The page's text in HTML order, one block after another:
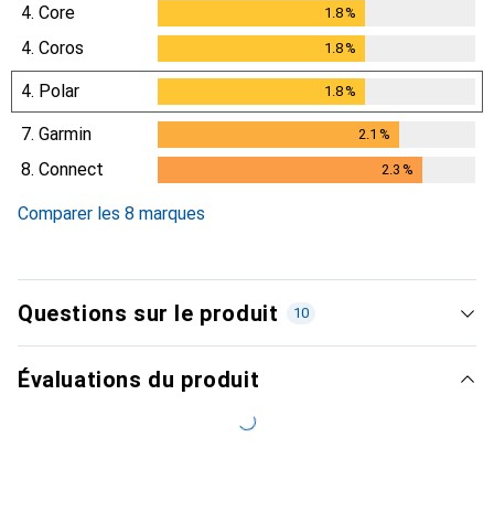
4. Core 1.8%
4. Coros 1.8%
4. Polar 1.8%
7. Garmin 2.1 %
8. Connect 2.3 %
Comparer les 8 marques
Questions sur le produit 10
Évaluations du produit